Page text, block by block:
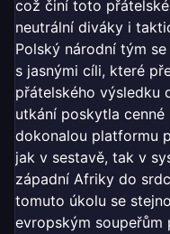
což činí toto
neutrální diváky i
Polský národní tým
s jasnými cíli, které
přátelského výsledku
utkání poskytla
dokonalou platformu
jak v sestavě, tak v
západní Afriky do
tomuto úkolu se
evropským